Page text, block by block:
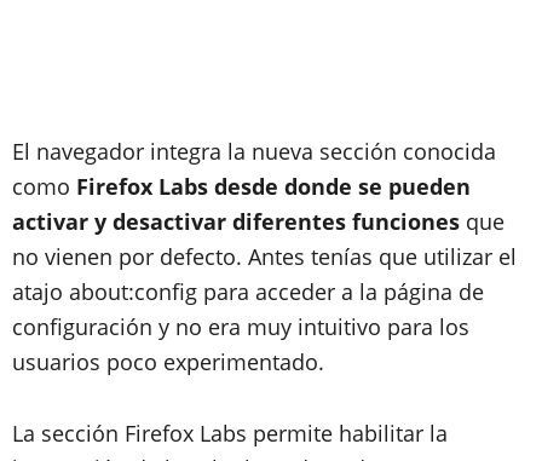
El navegador integra la nueva sección conocida
como Firefox Labs desde donde se pueden
activar y desactivar diferentes funciones que
no vienen por defecto. Antes tenías que utilizar el
atajo about:config para acceder a la página de
configuración y no era muy intuitivo para los
usuarios poco experimentado.
La sección Firefox Labs permite habilitar la